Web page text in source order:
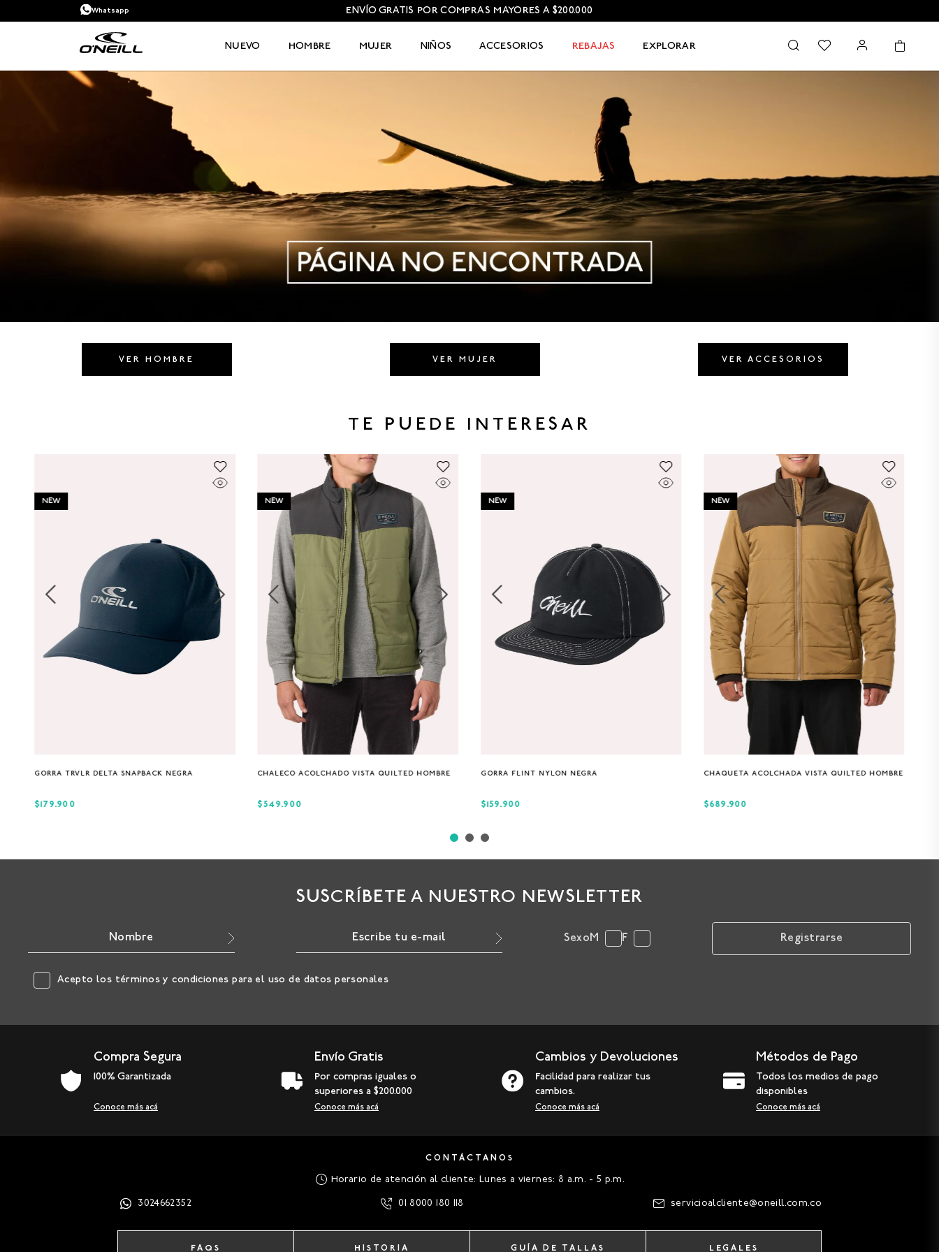
ENVÍO GRATIS POR COMPRAS MAYORES A $200.000
Whatsapp
NUEVO HOMBRE MUJER NIÑOS ACCESORIOS REBAJAS EXPLORAR
VER HOMBRE VER MUJER VER ACCESORIOS
TE PUEDE INTERESAR
GORRA TRVLR DELTA SNAPBACK NEGRA
$179.900
NEW
CHALECO ACOLCHADO VISTA QUILTED HOMBRE
S M XL
$549.900
NEW
GORRA FLINT NYLON NEGRA
$159.900
NEW
CHAQUETA ACOLCHADA VISTA QUILTED HOMBRE
S M L XL
$689.900
NEW
SUSCRÍBETE A NUESTRO NEWSLETTER
Sexo M F Registrarse
Acepto los términos y condiciones para el uso de datos personales
Compra Segura
100% Garantizada
Conoce más acá
Envío Gratis
Por compras iguales o
superiores a $200.000
Conoce más acá
Cambios y Devoluciones
Facilidad para realizar tus
cambios.
Conoce más acá
Métodos de Pago
Todos los medios de pago
disponibles
Conoce más acá
CONTÁCTANOS
Horario de atención al cliente: Lunes a viernes: 8 a.m. - 5 p.m.
3024662352 01 8000 180 118 servicioalcliente@oneill.com.co
FAQS HISTORIA GUÍA DE TALLAS LEGALES
TÉRMINOS MÁS BUSCADOS
3 PANTALONETA
8. HOMBRE